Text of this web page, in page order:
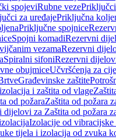
spojeviRubne veze
za uređajePriključna
Priključne spojnice
Spojni komadiRezervni
vezamaRezervni
Spiralni sifoniRezervni
obujmiceUčvršćenja za
Građevinske zaštite
i zaštita od vlage
od požaraZaštita od požara
dijelovi za Zaštita od požara
Izolacije od vibracijske
tijela i izolacija od zvuka